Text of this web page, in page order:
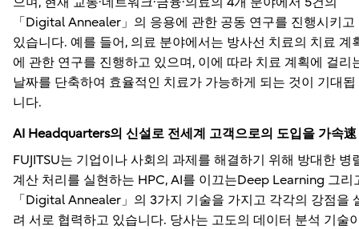
「Digital Annealer」의 응용에 관한 공동 연구를 진행시키고
있습니다. 예를 들어, 의료 분야에서는 방사선 치료의 치료 계
에 관한 연구를 진행하고 있으며, 이에 따라 치료 계획에 걸리
날짜를 단축하여 효율적인 치료가 가능하게 되는 것이 기대됩
니다.
AI Headquarters의 신설로 전세계 고객으로의 도입을 가속速
FUJITSU는 기업이나 사회의 과제를 해결하기 위해 방대한 병
계산 처리를 실현하는 HPC, AI를 이끄는Deep Learning 그리
「Digital Annealer」의 3가지 기술을 가지고 각각의 강점을
려 서로 협력하고 있습니다. 당사는 고도의 데이터 분석 기술